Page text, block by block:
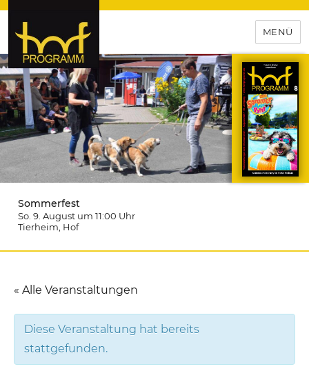
hof-programm – das
Veranstaltungsportal für
Hochfranken
MENÜ
Sommerfest
So. 9. August um 11:00 Uhr
Tierheim , Hof
« Alle Veranstaltungen
Diese Veranstaltung hat bereits
stattgefunden.